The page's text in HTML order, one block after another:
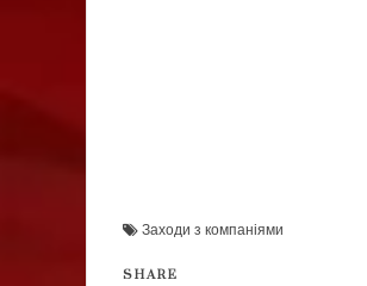
Заходи з компаніями
SHARE